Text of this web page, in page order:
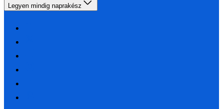
Legyen mindig naprakész